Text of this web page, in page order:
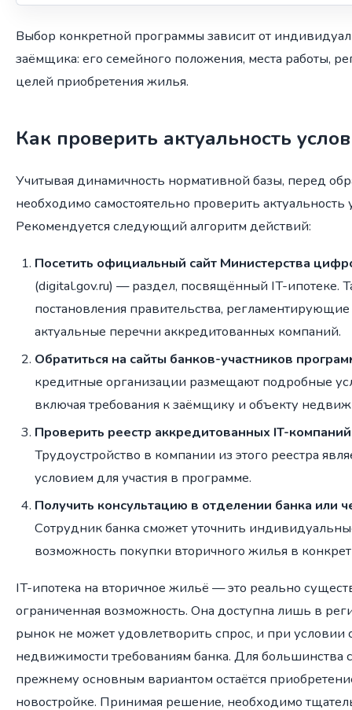
Выбор конкретной программы зависит от
заёмщика: его семейного положения, места работы,
целей приобретения жилья.
Как проверить актуальность
Учитывая динамичность нормативной базы, перед
необходимо самостоятельно проверить
Рекомендуется следующий алгоритм действий:
Посетить официальный сайт Министерства
(digital.gov.ru) — раздел, посвящённый IT-ипотеке.
постановления правительства,
актуальные перечни аккредитованных компаний.
Обратиться на сайты банков-участников
кредитные организации размещают подробные
включая требования к заёмщику и объекту
Проверить реестр аккредитованных IT-компаний
Трудоустройство в компании из этого реестра
условием для участия в программе.
Получить консультацию в отделении банка или
Сотрудник банка сможет уточнить
возможность покупки вторичного жилья в
IT-ипотека на вторичное жильё — это реально
ограниченная возможность. Она доступна лишь в
рынок не может удовлетворить спрос, и при условии
недвижимости требованиям банка. Для большинства
прежнему основным вариантом остаётся
новостройке. Принимая решение, необходимо